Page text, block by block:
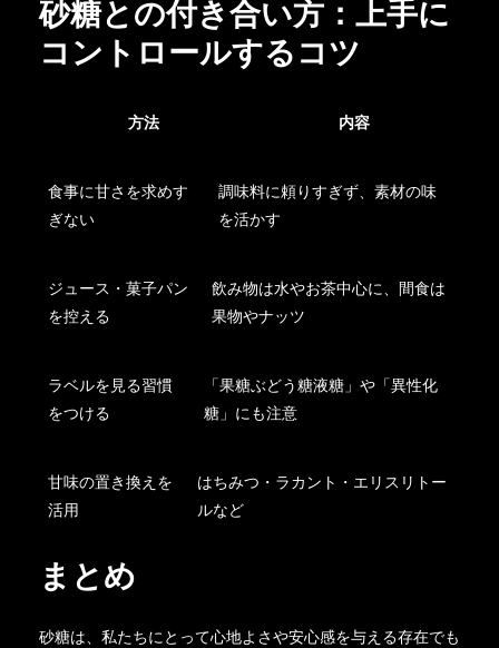
砂糖との付き合い方：上手に
コントロールするコツ
方法 内容
食事に甘さを求めす
ぎない
調味料に頼りすぎず、素材の味
を活かす
ジュース・菓子パン
を控える
飲み物は水やお茶中心に、間食は
果物やナッツ
ラベルを見る習慣
をつける
「果糖ぶどう糖液糖」や「異性化
糖」にも注意
甘味の置き換えを
活用
はちみつ・ラカント・エリスリトー
ルなど
まとめ
砂糖は、私たちにとって心地よさや安心感を与える存在でも